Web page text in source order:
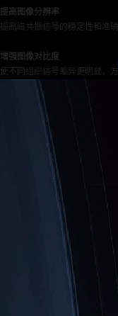
提高图像分辨率
提高磁共振信号的稳定性和准
增强图像对比度
使不同组织信号差异更明显，